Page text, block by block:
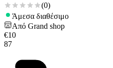
(0)
Άμεσα διαθέσιμο
Από Grand shop
€10
87